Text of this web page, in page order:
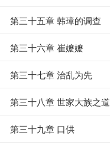
第三十五章 韩璋的调查
第三十六章 崔嬷嬷
第三十七章 治乱为先
第三十八章 世家大族之道
第三十九章 口供